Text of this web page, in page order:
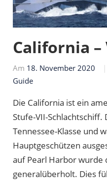
California –
Am 18. November 2020
Guide
Die California ist ein
Stufe-VII-
Tennessee-Klasse und
Hauptgeschützen
auf Pearl Harbor wurde
generalüberholt. Dies